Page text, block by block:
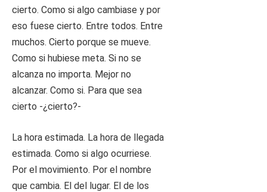
cierto. Como si algo cambiase y por
eso fuese cierto. Entre todos. Entre
muchos. Cierto porque se mueve.
Como si hubiese meta. Si no se
alcanza no importa. Mejor no
alcanzar. Como si. Para que sea
cierto -¿cierto?-
La hora estimada. La hora de llegada
estimada. Como si algo ocurriese.
Por el movimiento. Por el nombre
que cambia. El del lugar. El de los